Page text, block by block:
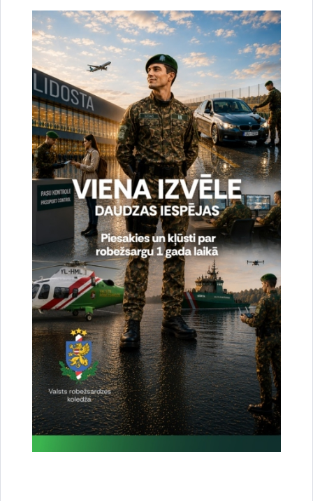
un sabiedrisko attiecību nodaļas vecākā speciāliste
67075617, mob. 20364206
e-pasts: jolanta.babisko@rs.gov.lv
Saistītas tēmas
Aktualitātes: Vizītes un tikšanās
Drukāt lapu
Dalīties